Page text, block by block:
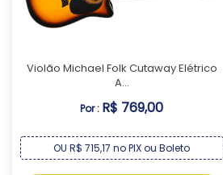
Violão Michael Folk Cutaway Elétrico
A...
Por : R$ 769,00
OU R$ 715,17 no PIX ou Boleto